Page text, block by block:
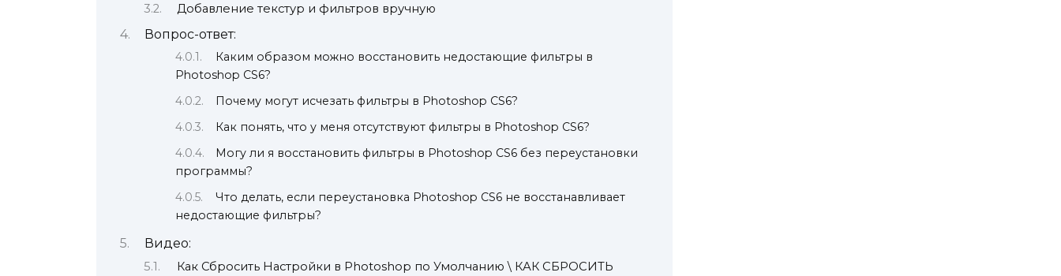
Добавление текстур и фильтров вручную
Вопрос-ответ:
Каким образом можно восстановить недостающие фильтры в
Photoshop CS6?
Почему могут исчезать фильтры в Photoshop CS6?
Как понять, что у меня отсутствуют фильтры в Photoshop CS6?
Могу ли я восстановить фильтры в Photoshop CS6 без переустановки
программы?
Что делать, если переустановка Photoshop CS6 не восстанавливает
недостающие фильтры?
Видео:
Как Сбросить Настройки в Photoshop по Умолчанию \ КАК СБРОСИТЬ